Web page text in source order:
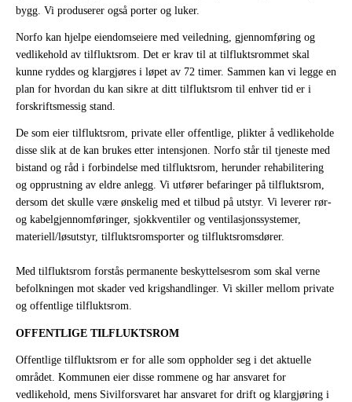
bygg. Vi produserer også porter og luker.
Norfo kan hjelpe eiendomseiere med veiledning, gjennomføring og
vedlikehold av tilfluktsrom. Det er krav til at tilfluktsrommet skal
kunne ryddes og klargjøres i løpet av 72 timer. Sammen kan vi legge en
plan for hvordan du kan sikre at ditt tilfluktsrom til enhver tid er i
forskriftsmessig stand.
De som eier tilfluktsrom, private eller offentlige, plikter å vedlikeholde
disse slik at de kan brukes etter intensjonen. Norfo står til tjeneste med
bistand og råd i forbindelse med tilfluktsrom, herunder rehabilitering
og opprustning av eldre anlegg. Vi utfører befaringer på tilfluktsrom,
dersom det skulle være ønskelig med et tilbud på utstyr. Vi leverer rør-
og kabelgjennomføringer, sjokkventiler og ventilasjonssystemer,
materiell/løsutstyr, tilfluktsromsporter og tilfluktsromsdører.
Med tilfluktsrom forstås permanente beskyttelsesrom som skal verne
befolkningen mot skader ved krigshandlinger. Vi skiller mellom private
og offentlige tilfluktsrom.
OFFENTLIGE TILFLUKTSROM
Offentlige tilfluktsrom er for alle som oppholder seg i det aktuelle
området. Kommunen eier disse rommene og har ansvaret for
vedlikehold, mens Sivilforsvaret har ansvaret for drift og klargjøring i